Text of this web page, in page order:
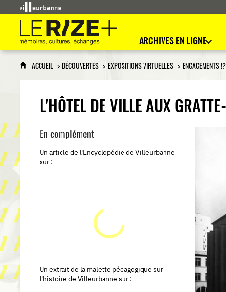
Le Rize+
mémoires, cultures, échanges
ARCHIVES EN LIGNE
ACCUEIL DÉCOUVERTES EXPOSITIONS VIRTUELLES ENGAGEMENTS !?
L'HÔTEL DE VILLE AUX
En complément
Un article de l'Encyclopédie de Villeurbanne
sur :
Un extrait de la malette pédagogique sur
l'histoire de Villeurbanne sur :